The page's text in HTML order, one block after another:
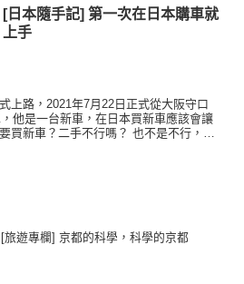
[日本隨手記] 第一次在日本購車就
上手
上路，2021年7月22日正式從大阪守口
他是一台新車，在日本買新車應該會讓
買新車？二手不行嗎？ 也不是不行，但
[旅遊專欄] 京都的科學，科學的京都